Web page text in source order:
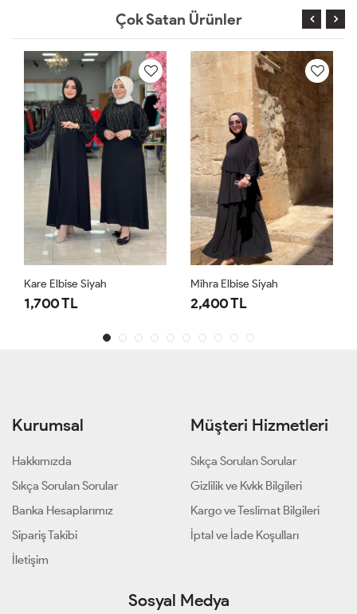
Çok Satan Ürünler
Kare Elbise Siyah
1,700 TL
Mihra Elbise Siyah
2,400 TL
Kurumsal
Hakkımızda
Sıkça Sorulan Sorular
Banka Hesaplarımız
Sipariş Takibi
İletişim
Müşteri Hizmetleri
Sıkça Sorulan Sorular
Gizlilik ve Kvkk Bilgileri
Kargo ve Teslimat Bilgileri
İptal ve İade Koşulları
Sosyal Medya